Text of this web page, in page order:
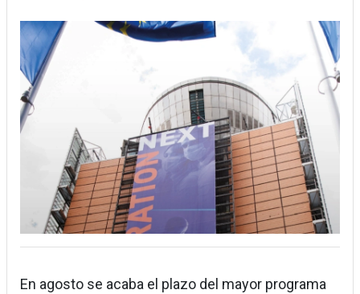
En agosto se acaba el plazo del mayor programa